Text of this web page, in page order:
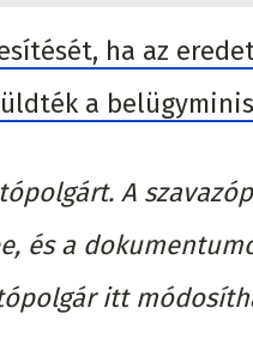
ha az
a
A
és a
itt